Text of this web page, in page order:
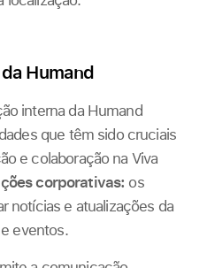
Humand
interna da Humand
que têm sido cruciais
e colaboração na Viva
corporativas: os
notícias e atualizações da
eventos.